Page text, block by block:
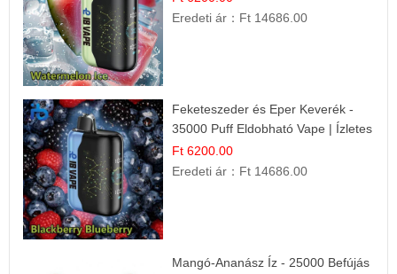
Eredeti ár： Ft 14686.00
Feketeszeder és Eper Keverék -
35000 Puff Eldobható Vape | Ízletes
Gyümölcsökombináció!
Ft 6200.00
Eredeti ár： Ft 14686.00
Mangó-Ananász Íz - 25000 Befújás